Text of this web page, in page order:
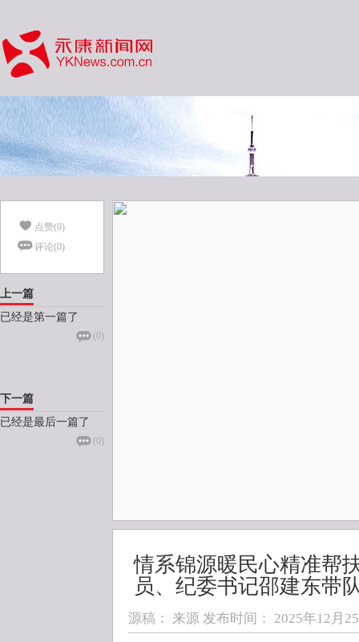
点赞(0)
评论(0)
上一篇
已经是第一篇了
(0)
下一篇
已经是最后一篇了
(0)
情系锦源暖民心精准
员、纪委书记邵建东带
源稿： 来源 发布时间： 2025年12月